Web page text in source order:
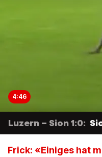
4:46
Luzern – Sion 1:0:
Frick: «Einiges hat